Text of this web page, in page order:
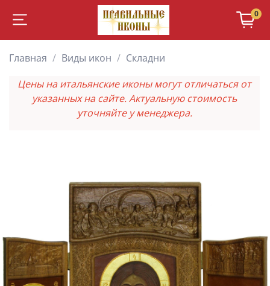
0
Главная Виды икон
Складни
Цены на итальянские иконы могут отличаться от
указанных на сайте. Актуальную стоимость
уточняйте у менеджера.